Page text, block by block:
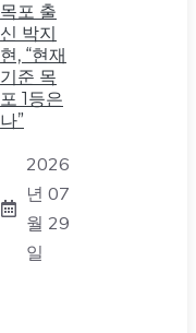
목포 출
신 박지
현, “현재
기준 목
포 1등은
나”
2026
년 07
월 29
일